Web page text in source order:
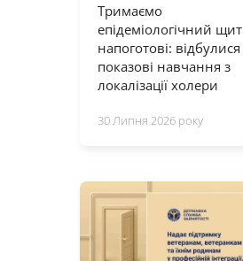
Тримаємо
епідеміологічний щит
напоготові: відбулися
показові навчання з
локалізації холери
30 Липня 2026 року